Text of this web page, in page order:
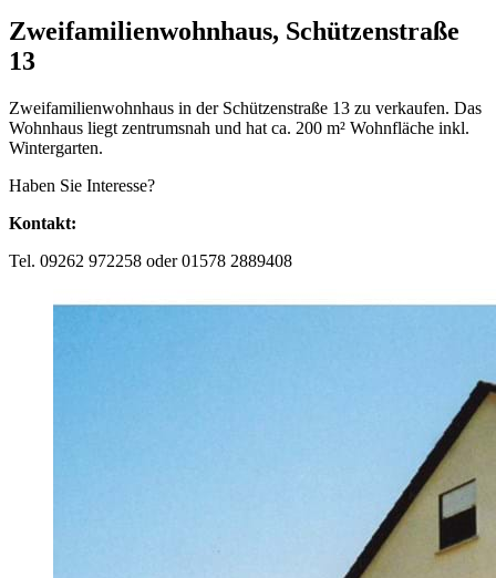
Zweifamilienwohnhaus, Schützenstraße
13
Zweifamilienwohnhaus in der Schützenstraße 13 zu verkaufen. Das
Wohnhaus liegt zentrumsnah und hat ca. 200 m² Wohnfläche inkl.
Wintergarten.
Haben Sie Interesse?
Kontakt:
Tel. 09262 972258 oder 01578 2889408